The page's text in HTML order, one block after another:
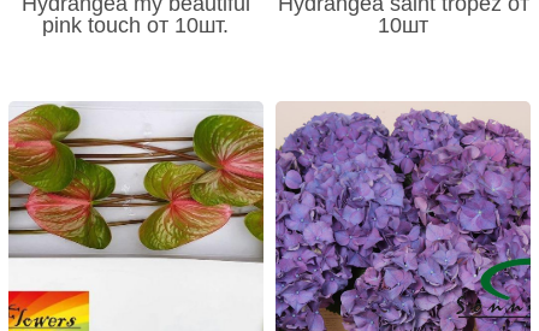
pink touch от 10шт.
10шт